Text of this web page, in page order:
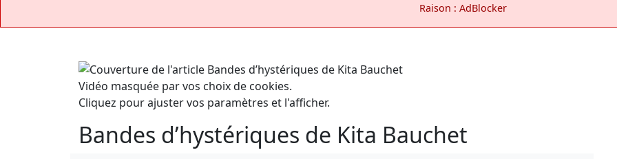
Raison : AdBlocker
Vidéo masquée par vos choix de cookies.
Cliquez pour ajuster vos paramètres et l'afficher.
Bandes d’hystériques de Kita Bauchet